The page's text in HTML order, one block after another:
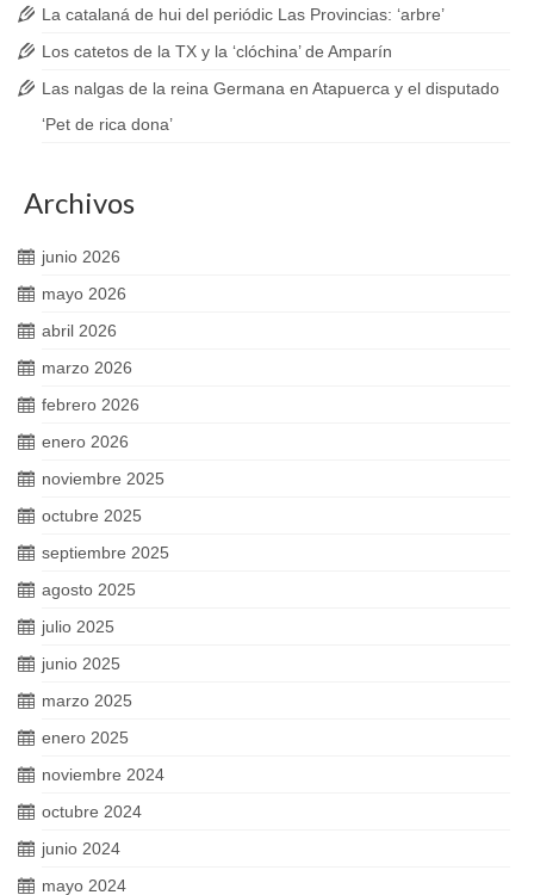
La catalaná de hui del periódic Las Provincias: ‘arbre’
Los catetos de la TX y la ‘clóchina’ de Amparín
Las nalgas de la reina Germana en Atapuerca y el disputado
‘Pet de rica dona’
Archivos
junio 2026
mayo 2026
abril 2026
marzo 2026
febrero 2026
enero 2026
noviembre 2025
octubre 2025
septiembre 2025
agosto 2025
julio 2025
junio 2025
marzo 2025
enero 2025
noviembre 2024
octubre 2024
junio 2024
mayo 2024